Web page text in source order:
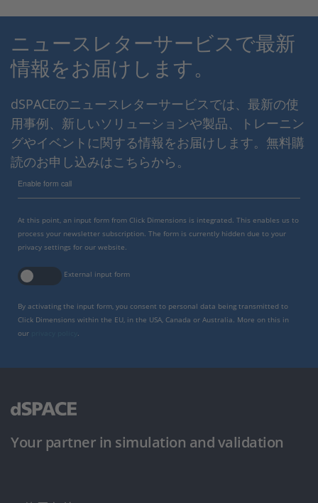
ニュースレターサービスで最新
情報をお届けします。
dSPACEのニュースレターサービスでは、最新の使
用事例、新しいソリューションや製品、トレーニン
グやイベントに関する情報をお届けします。無料購
読のお申し込みはこちらから。
Enable form call
At this point, an input form from Click Dimensions is integrated. This enables us to
process your newsletter subscription. The form is currently hidden due to your
privacy settings for our website.
External input form
By activating the input form, you consent to personal data being transmitted to
Click Dimensions within the EU, in the USA, Canada or Australia. More on this in
our
Your partner in simulation and validation